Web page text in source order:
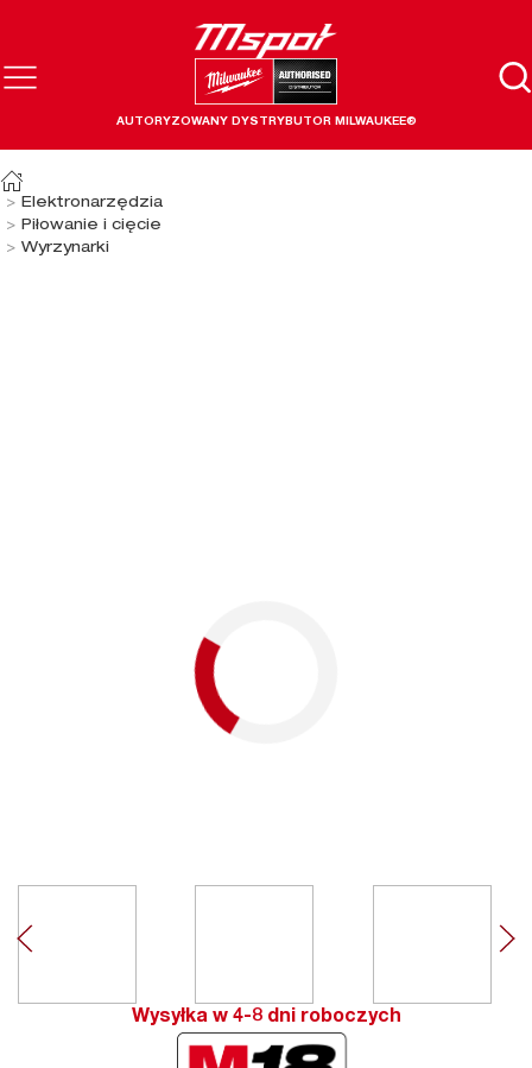
AUTORYZOWANY DYSTRYBUTOR MILWAUKEE®
Elektronarzędzia
Piłowanie i cięcie
Wyrzynarki
Wysyłka w 4-8 dni roboczych